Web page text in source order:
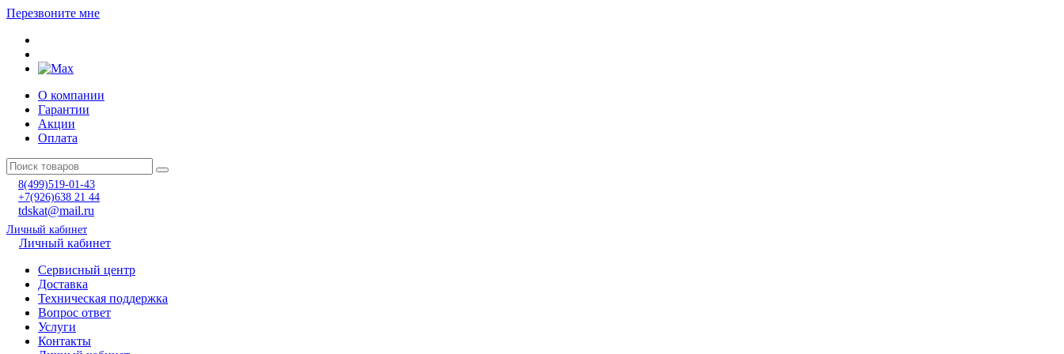
Перезвоните мне
О компании
Гарантии
Акции
Оплата
8(499)519-01-43
+7(926)638 21 44
tdskat@mail.ru
Личный кабинет
Личный кабинет
Сервисный центр
Доставка
Техническая поддержка
Вопрос ответ
Услуги
Контакты